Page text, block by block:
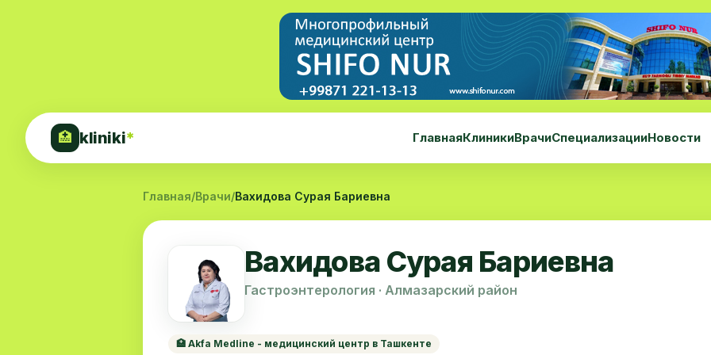
🏥 kliniki* ГлавнаяКлиникиВрачиСпециализацииНовости
Главная/Врачи/Вахидова Сурая Бариевна
Вахидова Сурая Бариевна
Гастроэнтерология · Алмазарский район
🏥 Akfa Medline - медицинский центр в Ташкенте